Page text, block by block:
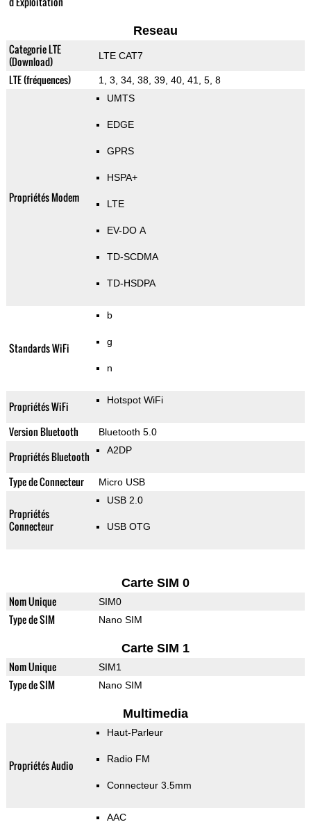
Reseau
Categorie LTE
(Download)
LTE CAT7
LTE (fréquences) 1, 3, 34, 38, 39, 40, 41, 5, 8
Propriétés Modem
UMTS
EDGE
GPRS
HSPA+
LTE
EV-DO A
TD-SCDMA
TD-HSDPA
Standards WiFi
b
g
n
Propriétés WiFi Hotspot WiFi
Version Bluetooth Bluetooth 5.0
Propriétés Bluetooth A2DP
Type de Connecteur Micro USB
Propriétés
Connecteur
USB 2.0
USB OTG
Carte SIM 0
Nom Unique SIM0
Type de SIM Nano SIM
Carte SIM 1
Nom Unique SIM1
Type de SIM Nano SIM
Multimedia
Propriétés Audio
Haut-Parleur
Radio FM
Connecteur 3.5mm
AAC